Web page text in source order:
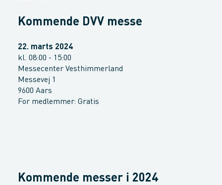
Kommende DVV messe
22. marts 2024
kl. 08:00 - 15:00
Messecenter Vesthimmerland
Messevej 1
9600 Aars
For medlemmer: Gratis
Kommende messer i 2024